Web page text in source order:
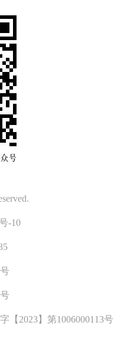
-10
【2023】第1006000113号